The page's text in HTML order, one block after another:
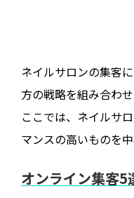
ネイルサロンの集客
方の戦略を組み合わせ
ここでは、ネイルサ
マンスの高いものを
オンライン集客5